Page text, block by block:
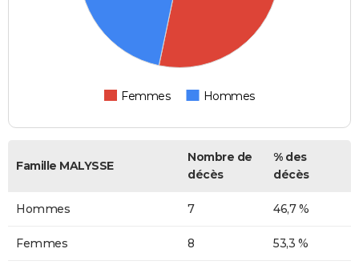
Femmes Hommes
Famille MALYSSE
Nombre de
décès
% des
décès
Hommes 7 46,7 %
Femmes 8 53,3 %